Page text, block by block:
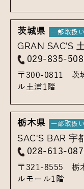
茨城県
GRAN SAC'S
029-835-
〒300-0811 茨
ル土浦1階
栃木県
SAC'S BAR 宇
028-613-
〒321-8555 栃
ルモール1階